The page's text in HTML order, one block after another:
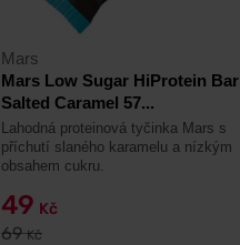
Mars
Mars Low Sugar HiProtein Bar
Salted Caramel 57...
Lahodná proteinová tyčinka Mars s
příchutí slaného karamelu a nízkým
obsahem cukru.
49 Kč
69Kč